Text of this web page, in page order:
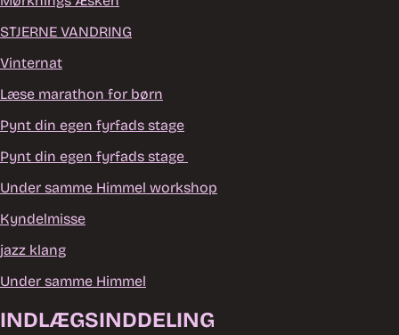
STJERNE VANDRING
Vinternat
Læse marathon for børn
Pynt din egen fyrfads stage
Pynt din egen fyrfads stage
Under samme Himmel workshop
Kyndelmisse
jazz klang
Under samme Himmel
INDLÆGSINDDELING